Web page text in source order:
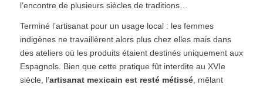
l’encontre de plusieurs siècles de traditions…
Terminé l’artisanat pour un usage local : les femmes
indigènes ne travaillèrent alors plus chez elles mais dans
des ateliers où les produits étaient destinés uniquement aux
Espagnols. Bien que cette pratique fût interdite au XVIe
siècle, l’artisanat mexicain est resté métissé, mêlant